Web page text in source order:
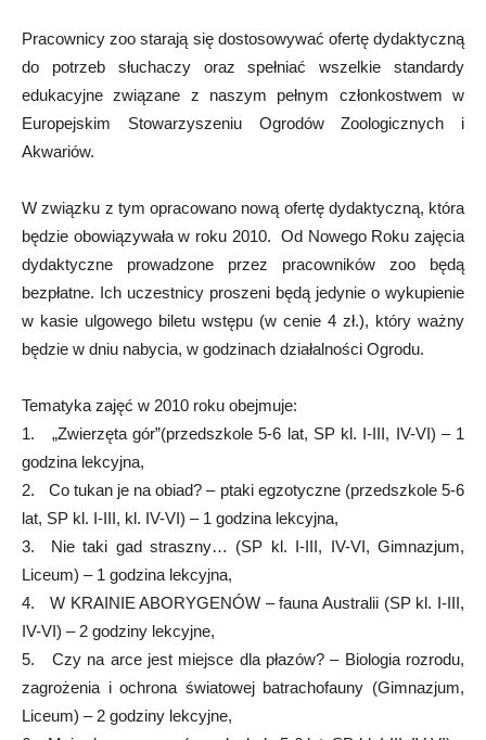
Pracownicy zoo starają się dostosowywać ofertę dydaktyczną
do potrzeb słuchaczy oraz spełniać wszelkie standardy
edukacyjne związane z naszym pełnym członkostwem w
Europejskim Stowarzyszeniu Ogrodów Zoologicznych i
Akwariów.
W związku z tym opracowano nową ofertę dydaktyczną, która
będzie obowiązywała w roku 2010. Od Nowego Roku zajęcia
dydaktyczne prowadzone przez pracowników zoo będą
bezpłatne. Ich uczestnicy proszeni będą jedynie o wykupienie
w kasie ulgowego biletu wstępu (w cenie 4 zł.), który ważny
będzie w dniu nabycia, w godzinach działalności Ogrodu.
Tematyka zajęć w 2010 roku obejmuje:
1. „Zwierzęta gór”(przedszkole 5-6 lat, SP kl. I-III, IV-VI) – 1
godzina lekcyjna,
2. Co tukan je na obiad? – ptaki egzotyczne (przedszkole 5-6
lat, SP kl. I-III, kl. IV-VI) – 1 godzina lekcyjna,
3. Nie taki gad straszny… (SP kl. I-III, IV-VI, Gimnazjum,
Liceum) – 1 godzina lekcyjna,
4. W KRAINIE ABORYGENÓW – fauna Australii (SP kl. I-III,
IV-VI) – 2 godziny lekcyjne,
5. Czy na arce jest miejsce dla płazów? – Biologia rozrodu,
zagrożenia i ochrona światowej batrachofauny (Gimnazjum,
Liceum) – 2 godziny lekcyjne,